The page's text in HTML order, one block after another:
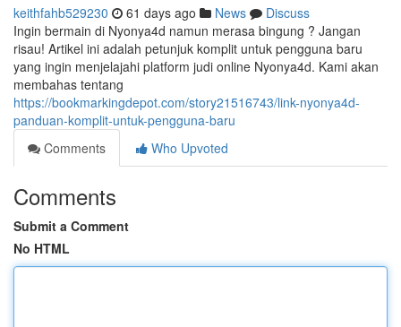
keithfahb529230 61 days ago News
Discuss
Ingin bermain di Nyonya4d namun merasa bingung ? Jangan
risau! Artikel ini adalah petunjuk komplit untuk pengguna baru
yang ingin menjelajahi platform judi online Nyonya4d. Kami akan
membahas tentang
https://bookmarkingdepot.com/story21516743/link-nyonya4d-
panduan-komplit-untuk-pengguna-baru
Comments
Who Upvoted
Comments
Submit a Comment
No HTML